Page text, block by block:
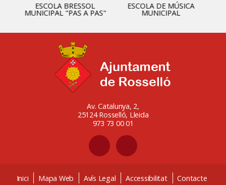
ESCOLA BRESSOL
MUNICIPAL "PAS A PAS"
ESCOLA DE MÚSICA
MUNICIPAL
Av. Catalunya, 2,
25124 Rosselló, Lleida
973 73 00 01
Inici Mapa Web Avís Legal Accessibilitat Contacte